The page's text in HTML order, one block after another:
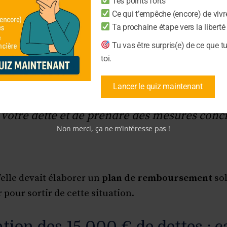
3 500
sur la manière de négocier avec vos créanciers,
étape vers la liberté financière est de
dette et de prendre des mesures
devait élaborer un plan de remboursement
pour sortir de cette situation.
Ce qui t’empêche (encore) de
Ta prochaine étape vers la
Tu vas être surpris(e) de ce que
toi.
Lancer le quiz maintenant
Non merci, ça ne m’intéresse pas !